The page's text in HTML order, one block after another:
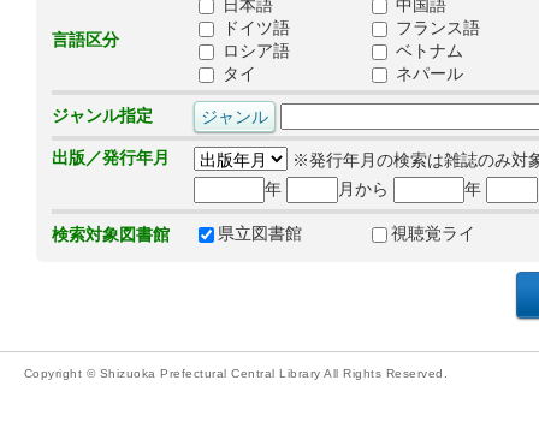
言語区分
日本語
中国語
ドイツ語
フランス語
ロシア語
ベトナム
タイ
ネパール
ジャンル指定
出版／発行年月
※発行年月の検索は雑誌のみ対
年
月から 年
検索対象図書館 県立図書館 視聴覚ライ
Copyright © Shizuoka Prefectural Central Library All Rights Reserved.